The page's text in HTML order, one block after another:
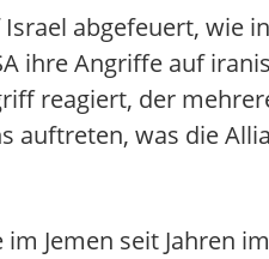
abgefeuert, wie
ihre Angriffe auf
reagiert, der
auftreten, was die
Jemen seit Jahren